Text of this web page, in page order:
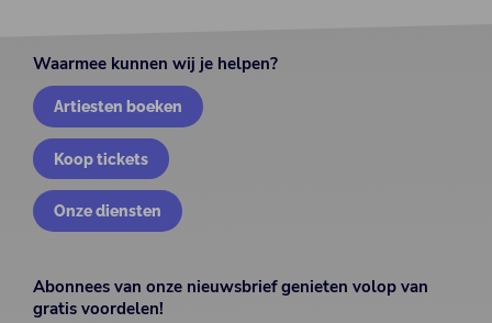
Waarmee kunnen wij je helpen?
Artiesten boeken
Koop tickets
Onze diensten
Abonnees van onze nieuwsbrief genieten volop van
gratis voordelen!